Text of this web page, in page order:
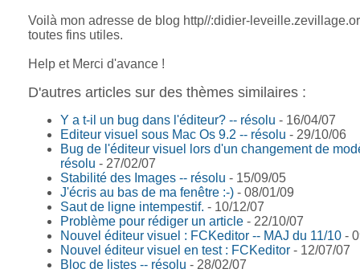
Voilà mon adresse de blog http//:didier-
toutes fins utiles.
Help et Merci d'avance !
D'autres articles sur des thèmes similaires :
Y a t-il un bug dans l'éditeur? -- résolu - 16/04/07
Editeur visuel sous Mac Os 9.2 -- résolu - 29/10/06
Bug de l'éditeur visuel lors d'un changement de
résolu - 27/02/07
Stabilité des Images -- résolu - 15/09/05
J'écris au bas de ma fenêtre :-) - 08/01/09
Saut de ligne intempestif. - 10/12/07
Problème pour rédiger un article - 22/10/07
Nouvel éditeur visuel : FCKeditor -- MAJ du 11/10 -
Nouvel éditeur visuel en test : FCKeditor - 12/07/07
Bloc de listes -- résolu - 28/02/07